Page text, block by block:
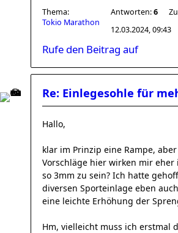
Thema:
Tokio Marathon
Antworten:6
12.03.2024, 09:43
Rufe den Beitrag auf
Re: Einlegesohle für
Hallo,
klar im Prinzip eine Rampe,
Vorschläge hier wirken mir eher
so 3mm zu sein? Ich hatte
diversen Sporteinlage eben
eine leichte Erhöhung der
Hm, vielleicht muss ich erstmal